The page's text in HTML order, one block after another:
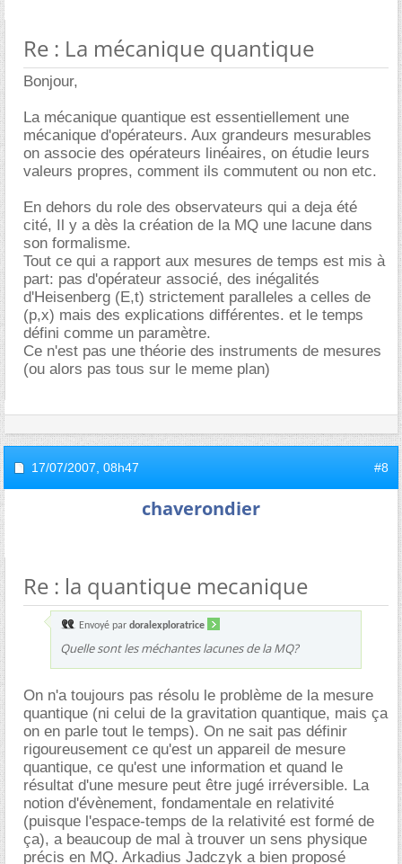
Re : La mécanique quantique
Bonjour,
La mécanique quantique est essentiellement une
mécanique d'opérateurs. Aux grandeurs mesurables
on associe des opérateurs linéaires, on étudie leurs
valeurs propres, comment ils commutent ou non etc.
En dehors du role des observateurs qui a deja été
cité, Il y a dès la création de la MQ une lacune dans
son formalisme.
Tout ce qui a rapport aux mesures de temps est mis à
part: pas d'opérateur associé, des inégalités
d'Heisenberg (E,t) strictement paralleles a celles de
(p,x) mais des explications différentes. et le temps
défini comme un paramètre.
Ce n'est pas une théorie des instruments de mesures
(ou alors pas tous sur le meme plan)
17/07/2007, 08h47 #8
chaverondier
Re : la quantique mecanique
Envoyé par doralexploratrice
Quelle sont les méchantes lacunes de la MQ?
On n'a toujours pas résolu le problème de la mesure
quantique (ni celui de la gravitation quantique, mais ça
on en parle tout le temps). On ne sait pas définir
rigoureusement ce qu'est un appareil de mesure
quantique, ce qu'est une information et quand le
résultat d'une mesure peut être jugé irréversible. La
notion d'évènement, fondamentale en relativité
(puisque l'espace-temps de la relativité est formé de
ça), a beaucoup de mal à trouver un sens physique
précis en MQ. Arkadius Jadczyk a bien proposé